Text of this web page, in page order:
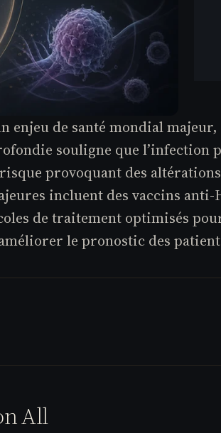
enjeu de santé mondial
souligne que
provoquant des
incluent des vaccins
de traitement optimisés
le pronostic des
All